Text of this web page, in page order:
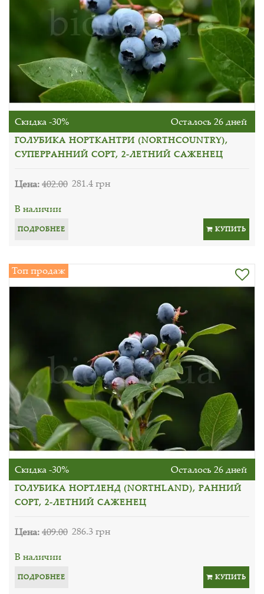
Скидка -30% Осталось 26 дней
ГОЛУБИКА НОРТКАНТРИ (NORTHCOUNTRY),
СУПЕРРАННИЙ СОРТ, 2-ЛЕТНИЙ САЖЕНЕЦ
Цена:402.00 281.4 грн
В наличии
ПОДРОБНЕЕ КУПИТЬ
Топ продаж
Скидка -30% Осталось 26 дней
ГОЛУБИКА НОРТЛЕНД (NORTHLAND), РАННИЙ
СОРТ, 2-ЛЕТНИЙ САЖЕНЕЦ
Цена:409.00 286.3 грн
В наличии
ПОДРОБНЕЕ КУПИТЬ